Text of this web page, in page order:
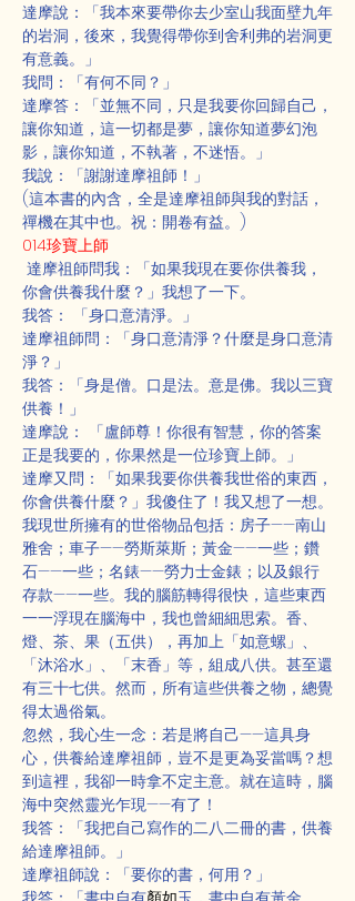
達摩說：「我本來要帶你去少室山我面壁九年
的岩洞，後來，我覺得帶你到舍利弗的岩洞更
有意義。」
我問：「有何不同？」
達摩答：「並無不同，只是我要你回歸自己，
讓你知道，這一切都是夢，讓你知道夢幻泡
影，讓你知道，不執著，不迷悟。」
我說：「謝謝達摩祖師！」
(這本書的內含，全是達摩祖師與我的對話，
禪機在其中也。祝：開卷有益。)
014珍寶上師
達摩祖師問我：「如果我現在要你供養我，
你會供養我什麼？」我想了一下。
我答： 「身口意清淨。」
達摩祖師問：「身口意清淨？什麼是身口意清
淨？」
我答：「身是僧。口是法。意是佛。我以三寶
供養！」
達摩說： 「盧師尊！你很有智慧，你的答案
正是我要的，你果然是一位珍寶上師。」
達摩又問：「如果我要你供養我世俗的東西，
你會供養什麼？」我傻住了！我又想了一想。
我現世所擁有的世俗物品包括：房子——南山
雅舍；車子——勞斯萊斯；黃金——一些；鑽
石——一些；名錶——勞力士金錶；以及銀行
存款——一些。我的腦筋轉得很快，這些東西
一一浮現在腦海中，我也曾細細思索。香、
燈、茶、果（五供），再加上「如意螺」、
「沐浴水」、「末香」等，組成八供。甚至還
有三十七供。然而，所有這些供養之物，總覺
得太過俗氣。
忽然，我心生一念：若是將自己——這具身
心，供養給達摩祖師，豈不是更為妥當嗎？想
到這裡，我卻一時拿不定主意。就在這時，腦
海中突然靈光乍現——有了！
我答：「我把自己寫作的二八二冊的書，供養
給達摩祖師。」
達摩祖師說：「要你的書，何用？」